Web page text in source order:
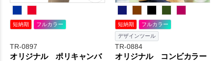
短納期 フルカラー
TR-0897
オリジナル ポリキャンバ
短納期
フルカラー
デザインツール
TR-0884
オリジナル コンビカラー